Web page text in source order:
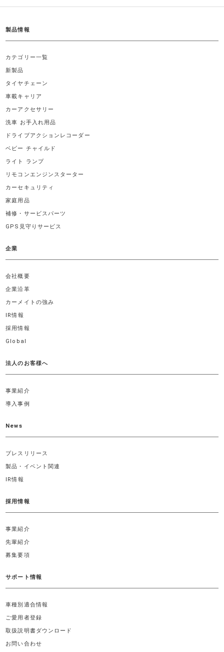
製品情報
カテゴリー一覧
新製品
タイヤチェーン
車載キャリア
カーアクセサリー
洗車 お手入れ用品
ドライブアクションレコーダー
ベビー チャイルド
ライト ランプ
リモコンエンジンスターター
カーセキュリティ
家庭用品
補修・サービスパーツ
GPS見守りサービス
企業
会社概要
企業沿革
カーメイトの強み
IR情報
採用情報
Global
法人のお客様へ
事業紹介
導入事例
News
プレスリリース
製品・イベント関連
IR情報
採用情報
事業紹介
先輩紹介
募集要項
サポート情報
車種別適合情報
ご愛用者登録
取扱説明書ダウンロード
お問い合わせ